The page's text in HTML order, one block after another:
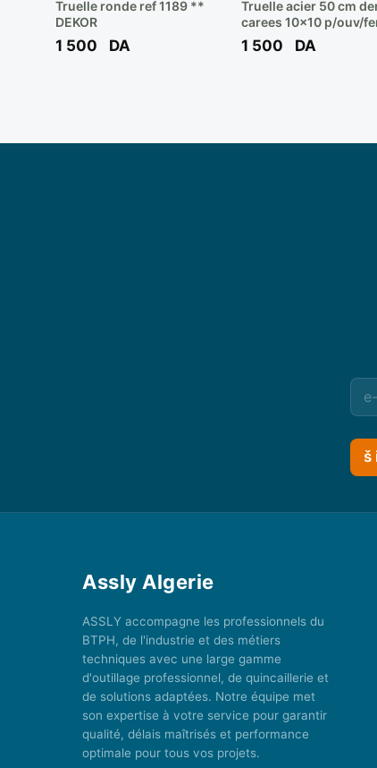
Truelle ronde ref 1189 **
DEKOR
1 500 DA
Truelle acier 50 cm
carees 10×10 p/ouv/
434 ** DEKOR
1 500 DA
š
Assly Algerie
ASSLY accompagne les professionnels du
BTPH, de l'industrie et des métiers
techniques avec une large gamme
d'outillage professionnel, de quincaillerie et
de solutions adaptées. Notre équipe met
son expertise à votre service pour garantir
qualité, délais maîtrisés et performance
optimale pour tous vos projets.